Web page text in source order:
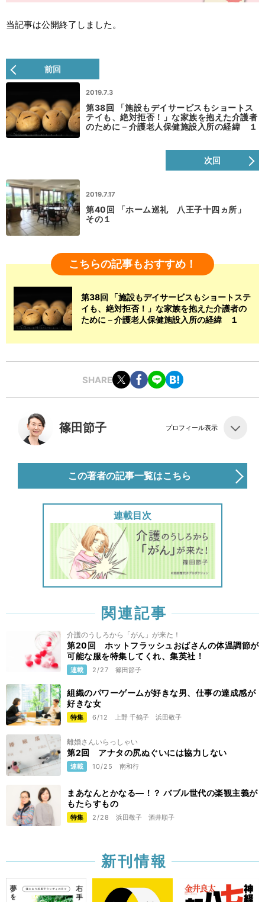
当記事は公開終了しました。
前回
2019.7.3
第38回 「施設もデイサービスもショートス
テイも、絶対拒否！」な家族を抱えた介護者
のために－介護老人保健施設入所の経緯 １
次回
2019.7.17
第40回 「ホーム巡礼 八王子十四ヵ所」
その１
こちらの記事もおすすめ！
第38回 「施設もデイサービスもショートステ
イも、絶対拒否！」な家族を抱えた介護者の
ために－介護老人保健施設入所の経緯 １
SHARE
篠田節子 プロフィール表示
この著者の記事一覧はこちら
連載目次
関連記事
介護のうしろから「がん」が来た！
第20回 ホットフラッシュおばさんの体温調節が
可能な服を特集してくれ、集英社！
連載 2/27 篠田節子
組織のパワーゲームが好きな男、仕事の達成感が
好きな女
特集 6/12 上野 千鶴子 浜田敬子
離婚さんいらっしゃい
第2回 アナタの尻ぬぐいには協力しない
連載 10/25 南和行
まあなんとかなる―！？ バブル世代の楽観主義が
もたらすもの
特集 2/28 浜田敬子 酒井順子
新刊情報